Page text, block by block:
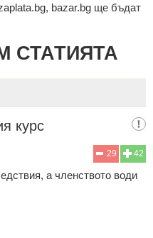
bazar.bg ще бъдат
СТАТИЯТА
курс
42
29
а членството води